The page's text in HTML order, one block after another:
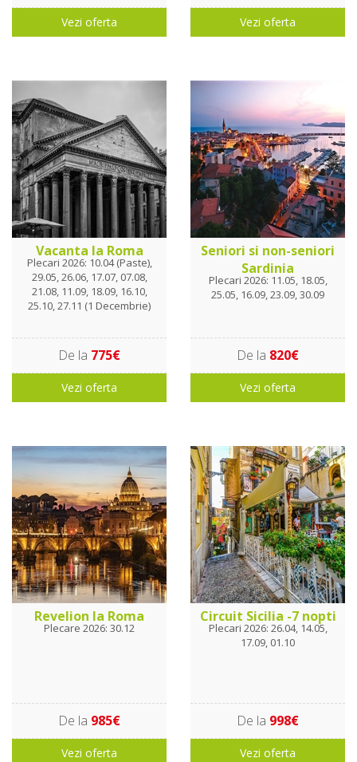
Vezi oferta Vezi oferta
Vacanta la Roma
Plecari 2026: 10.04 (Paste),
29.05, 26.06, 17.07, 07.08,
21.08, 11.09, 18.09, 16.10,
25.10, 27.11 (1 Decembrie)
De la 775€
Vezi oferta
Seniori si non-seniori
Sardinia
Plecari 2026: 11.05, 18.05,
25.05, 16.09, 23.09, 30.09
De la 820€
Vezi oferta
Revelion la Roma
Plecare 2026: 30.12
De la 985€
Vezi oferta
Circuit Sicilia -7 nopti
Plecari 2026: 26.04, 14.05,
17.09, 01.10
De la 998€
Vezi oferta